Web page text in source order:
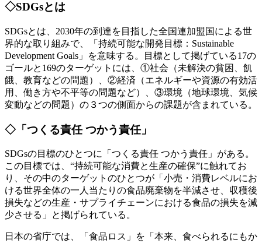
◇SDGsとは
SDGsとは、2030年の到達を目指した全国連加盟国による世
界的な取り組みで、「持続可能な開発目標：Sustainable
Development Goals」を意味する。目標として掲げている17の
ゴールと169のターゲットには、①社会（未解決の貧困、飢
餓、教育などの問題）、②経済（エネルギーや資源の有効活
用、働き方や不平等の問題など）、③環境（地球環境、気候
変動などの問題）の３つの側面からの課題が含まれている。
◇「つくる責任 つかう責任」
SDGsの目標のひとつに「つくる責任 つかう責任」がある。
この目標では、“持続可能な消費と生産の確保”に触れてお
り、その中のターゲットのひとつが「小売・消費レベルにお
ける世界全体の一人当たりの食品廃棄物を半減させ、収穫後
損失などの生産・サプライチェーンにおける食品の損失を減
少させる」と掲げられている。
日本の省庁では、「食品ロス」を「本来、食べられるにもか